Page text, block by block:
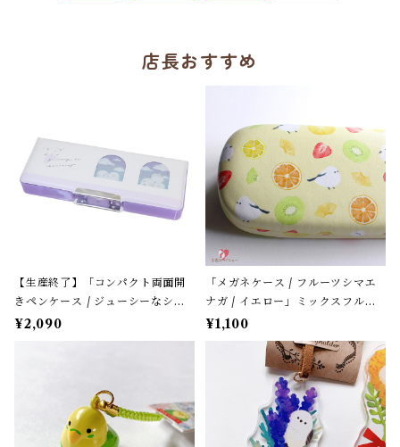
店長おすすめ
【生産終了】「コンパクト両面開
きペンケース / ジューシーなシマ
エナガ」窓から覗くシマエナガた
ち / カミオジャパン＊パープル
¥2,090
「メガネケース / フルーツシマエ
ナガ / イエロー」ミックスフルー
ツ柄 / フレンズヒル＊パステルイ
¥1,100